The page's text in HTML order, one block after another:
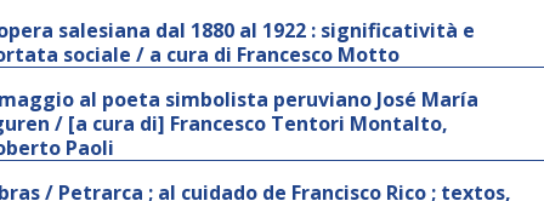
salesiana dal 1880 al 1922 : significatività e
sociale / a cura di Francesco Motto
al poeta simbolista peruviano José María
/ [a cura di] Francesco Tentori Montalto,
Paoli
/ Petrarca ; al cuidado de Francisco Rico ; textos,